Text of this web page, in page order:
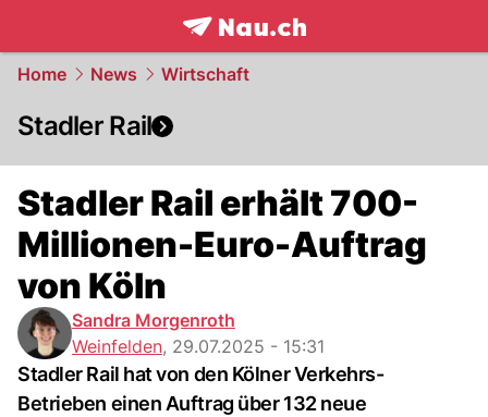
frontpage.NAU.ch
Home News Wirtschaft
Stadler Rail
Stadler Rail erhält 700-
Millionen-Euro-Auftrag
von Köln
Sandra Morgenroth
Weinfelden, 29.07.2025 - 15:31
Stadler Rail hat von den Kölner Verkehrs-
Betrieben einen Auftrag über 132 neue